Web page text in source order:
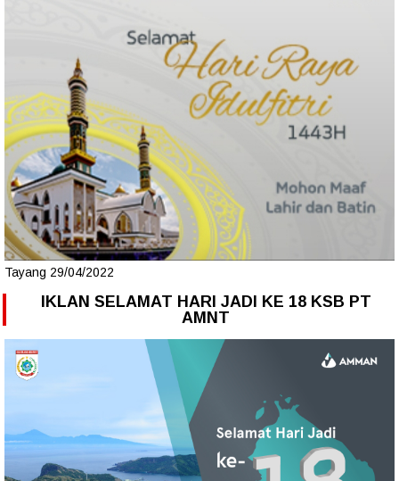
Tayang 29/04/2022
IKLAN SELAMAT HARI JADI KE 18 KSB PT
AMNT